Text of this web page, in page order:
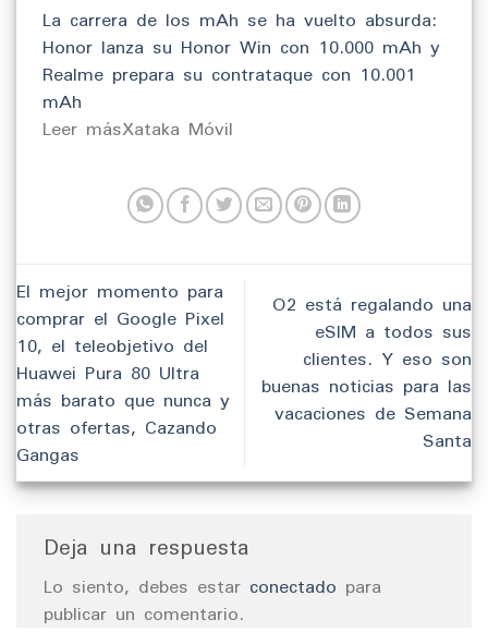
La carrera de los mAh se ha vuelto absurda:
Honor lanza su Honor Win con 10.000 mAh y
Realme prepara su contrataque con 10.001
mAh
​Leer másXataka Móvil
El mejor momento para
comprar el Google Pixel
10, el teleobjetivo del
Huawei Pura 80 Ultra
más barato que nunca y
otras ofertas, Cazando
Gangas
O2 está regalando una
eSIM a todos sus
clientes. Y eso son
buenas noticias para las
vacaciones de Semana
Santa
Deja una respuesta
Lo siento, debes estar conectado para
publicar un comentario.